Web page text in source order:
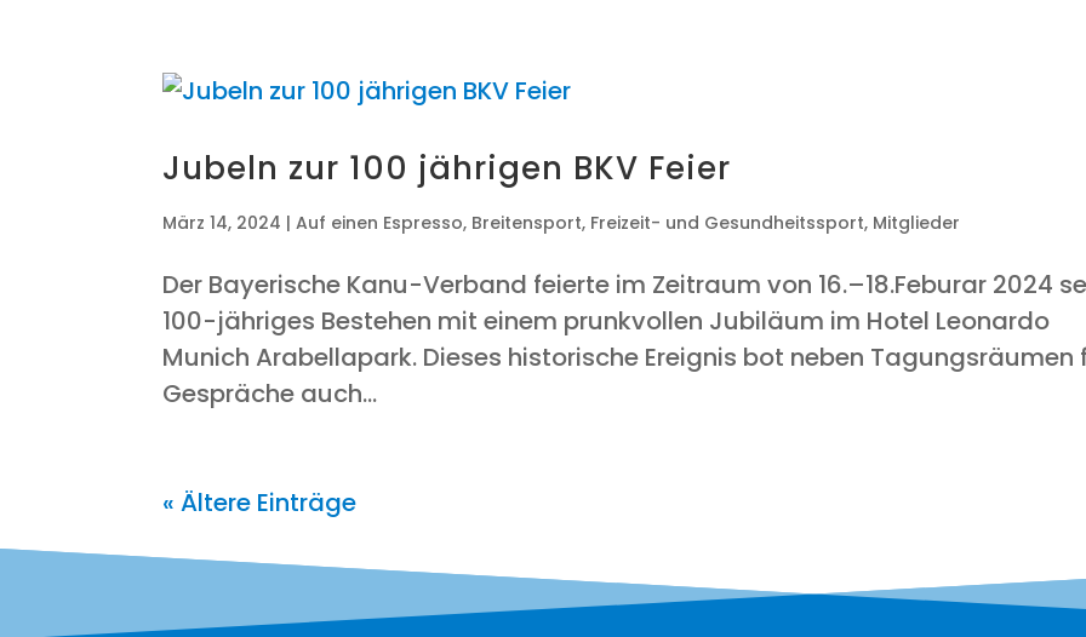
Jubeln zur 100 jäh­ri­gen BKV Feier
März 14, 2024 |Auf einen Espresso, Breitensport, Freizeit- und Gesundheitssport, Mitglieder
Der Baye­ri­sche Kanu-Ver­band fei­er­te im Zeit­raum von 16.–18.Feburar 2024
100-jäh­ri­ges Bestehen mit einem prunk­vol­len Jubi­lä­um im Hotel Leo­nar­do
Munich Ara­bel­la­park. Die­ses his­to­ri­sche Ereig­nis bot neben Tagungs­räu­men
Gesprä­che auch...
« Ältere Einträge